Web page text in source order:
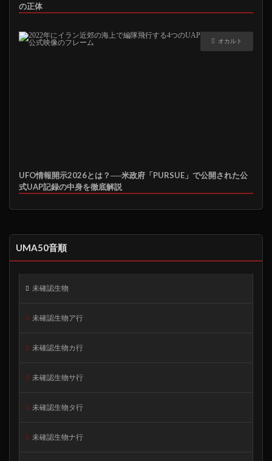
の正体
オカルト
UFO情報開示2026とは？──米政府「PURSUE」で公開された公
式UAP記録の中身を徹底解説
UMA50音順
未確認生物
未確認生物ア行
未確認生物カ行
未確認生物サ行
未確認生物タ行
未確認生物ナ行